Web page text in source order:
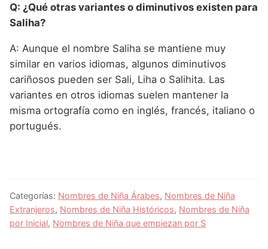
Q: ¿Qué otras variantes o diminutivos existen para
Saliha?
A: Aunque el nombre Saliha se mantiene muy
similar en varios idiomas, algunos diminutivos
cariñosos pueden ser Sali, Liha o Salihita. Las
variantes en otros idiomas suelen mantener la
misma ortografía como en inglés, francés, italiano o
portugués.
Categorías: Nombres de Niña Árabes, Nombres de Niña
Extranjeros, Nombres de Niña Históricos, Nombres de Niña
por Inicial, Nombres de Niña que empiezan por S